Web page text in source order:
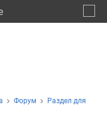
Форум
Раздел для